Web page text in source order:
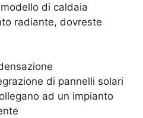
di caldaia
radiante, dovreste
di pannelli solari
ad un impianto